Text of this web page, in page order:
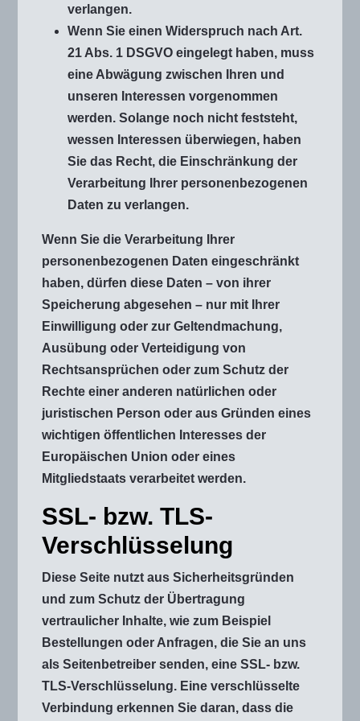
verlangen.
Wenn Sie einen Widerspruch nach Art.
21 Abs. 1 DSGVO eingelegt haben, muss
eine Abwägung zwischen Ihren und
unseren Interessen vorgenommen
werden. Solange noch nicht feststeht,
wessen Interessen überwiegen, haben
Sie das Recht, die Einschränkung der
Verarbeitung Ihrer personenbezogenen
Daten zu verlangen.
Wenn Sie die Verarbeitung Ihrer
personenbezogenen Daten eingeschränkt
haben, dürfen diese Daten – von ihrer
Speicherung abgesehen – nur mit Ihrer
Einwilligung oder zur Geltendmachung,
Ausübung oder Verteidigung von
Rechtsansprüchen oder zum Schutz der
Rechte einer anderen natürlichen oder
juristischen Person oder aus Gründen eines
wichtigen öffentlichen Interesses der
Europäischen Union oder eines
Mitgliedstaats verarbeitet werden.
SSL- bzw. TLS-
Verschlüsselung
Diese Seite nutzt aus Sicherheitsgründen
und zum Schutz der Übertragung
vertraulicher Inhalte, wie zum Beispiel
Bestellungen oder Anfragen, die Sie an uns
als Seitenbetreiber senden, eine SSL- bzw.
TLS-Verschlüsselung. Eine verschlüsselte
Verbindung erkennen Sie daran, dass die